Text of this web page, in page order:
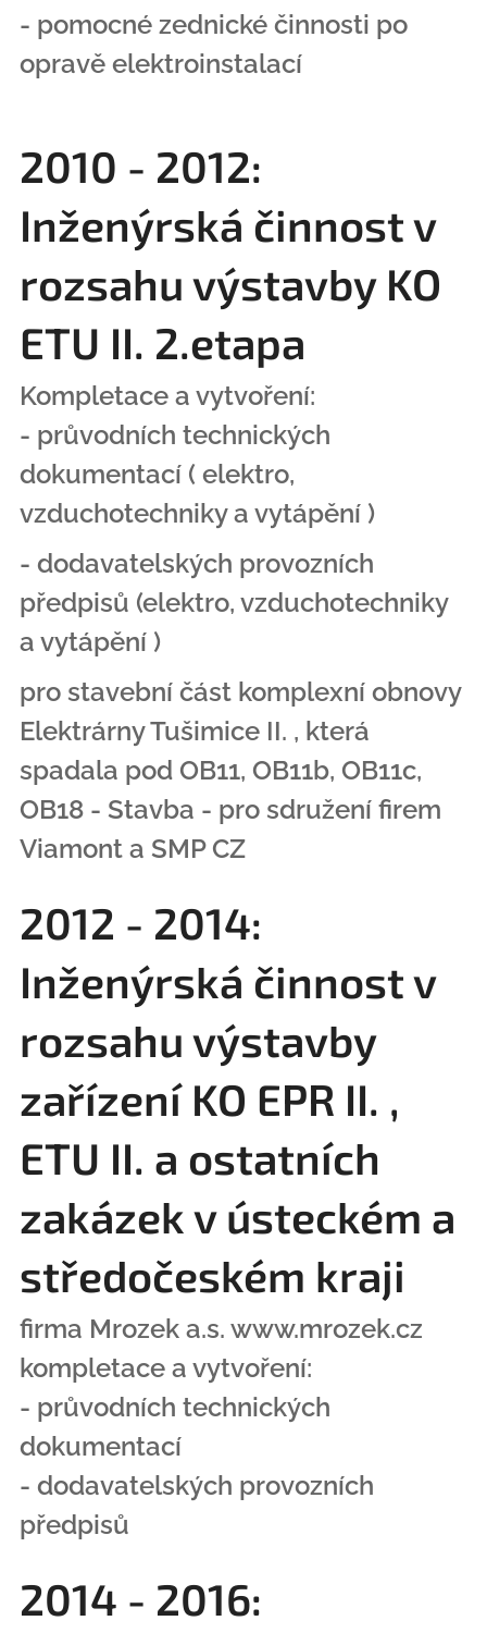
- pomocné zednické činnosti po
opravě elektroinstalací
2010 - 2012:
Inženýrská činnost v
rozsahu výstavby KO
ETU II. 2.etapa
Kompletace a vytvoření:
- průvodních technických
dokumentací ( elektro,
vzduchotechniky a vytápění )
- dodavatelských provozních
předpisů (elektro, vzduchotechniky
a vytápění )
pro stavební část komplexní obnovy
Elektrárny Tušimice II. , která
spadala pod OB11, OB11b, OB11c,
OB18 - Stavba - pro sdružení firem
Viamont a SMP CZ
2012 - 2014:
Inženýrská činnost v
rozsahu výstavby
zařízení KO EPR II. ,
ETU II. a ostatních
zakázek v ústeckém a
středočeském kraji
firma Mrozek a.s. www.mrozek.cz
kompletace a vytvoření:
- průvodních technických
dokumentací
- dodavatelských provozních
předpisů
2014 - 2016: